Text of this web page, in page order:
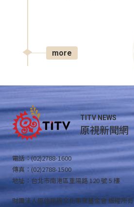
more
TITV NEWS
原視新聞網
電話：(02)2788-1600
傳真：(02)2788-1500
地址：台北市南港區重陽路 120 號 5 樓
財團法人原住民族文化事業基金會 版權所有